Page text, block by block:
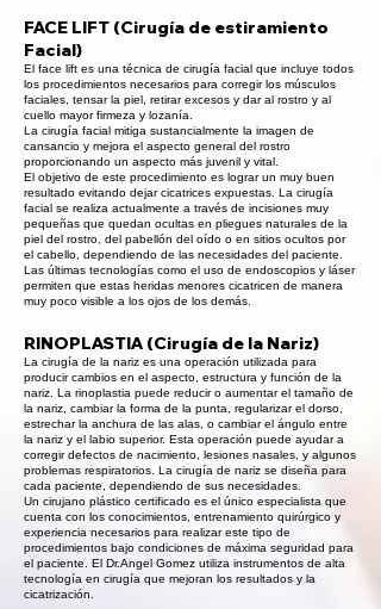
FACE LIFT (Cirugía de estiramiento
Facial)
El face lift es una técnica de cirugía facial que incluye todos
los procedimientos necesarios para corregir los músculos
faciales, tensar la piel, retirar excesos y dar al rostro y al
cuello mayor firmeza y lozanía.
La cirugía facial mitiga sustancialmente la imagen de
cansancio y mejora el aspecto general del rostro
proporcionando un aspecto más juvenil y vital.
El objetivo de este procedimiento es lograr un muy buen
resultado evitando dejar cicatrices expuestas. La cirugía
facial se realiza actualmente a través de incisiones muy
pequeñas que quedan ocultas en pliegues naturales de la
piel del rostro, del pabellón del oído o en sitios ocultos por
el cabello, dependiendo de las necesidades del paciente.
Las últimas tecnologías como el uso de endoscopios y láser
permiten que estas heridas menores cicatricen de manera
muy poco visible a los ojos de los demás.
RINOPLASTIA (Cirugía de la Nariz)
La cirugía de la nariz es una operación utilizada para
producir cambios en el aspecto, estructura y función de la
nariz. La rinoplastia puede reducir o aumentar el tamaño de
la nariz, cambiar la forma de la punta, regularizar el dorso,
estrechar la anchura de las alas, o cambiar el ángulo entre
la nariz y el labio superior. Esta operación puede ayudar a
corregir defectos de nacimiento, lesiones nasales, y algunos
problemas respiratorios. La cirugía de nariz se diseña para
cada paciente, dependiendo de sus necesidades.
Un cirujano plástico certificado es el único especialista que
cuenta con los conocimientos, entrenamiento quirúrgico y
experiencia necesarios para realizar este tipo de
procedimientos bajo condiciones de máxima seguridad para
el paciente. El Dr.Angel Gomez utiliza instrumentos de alta
tecnología en cirugía que mejoran los resultados y la
cicatrización.